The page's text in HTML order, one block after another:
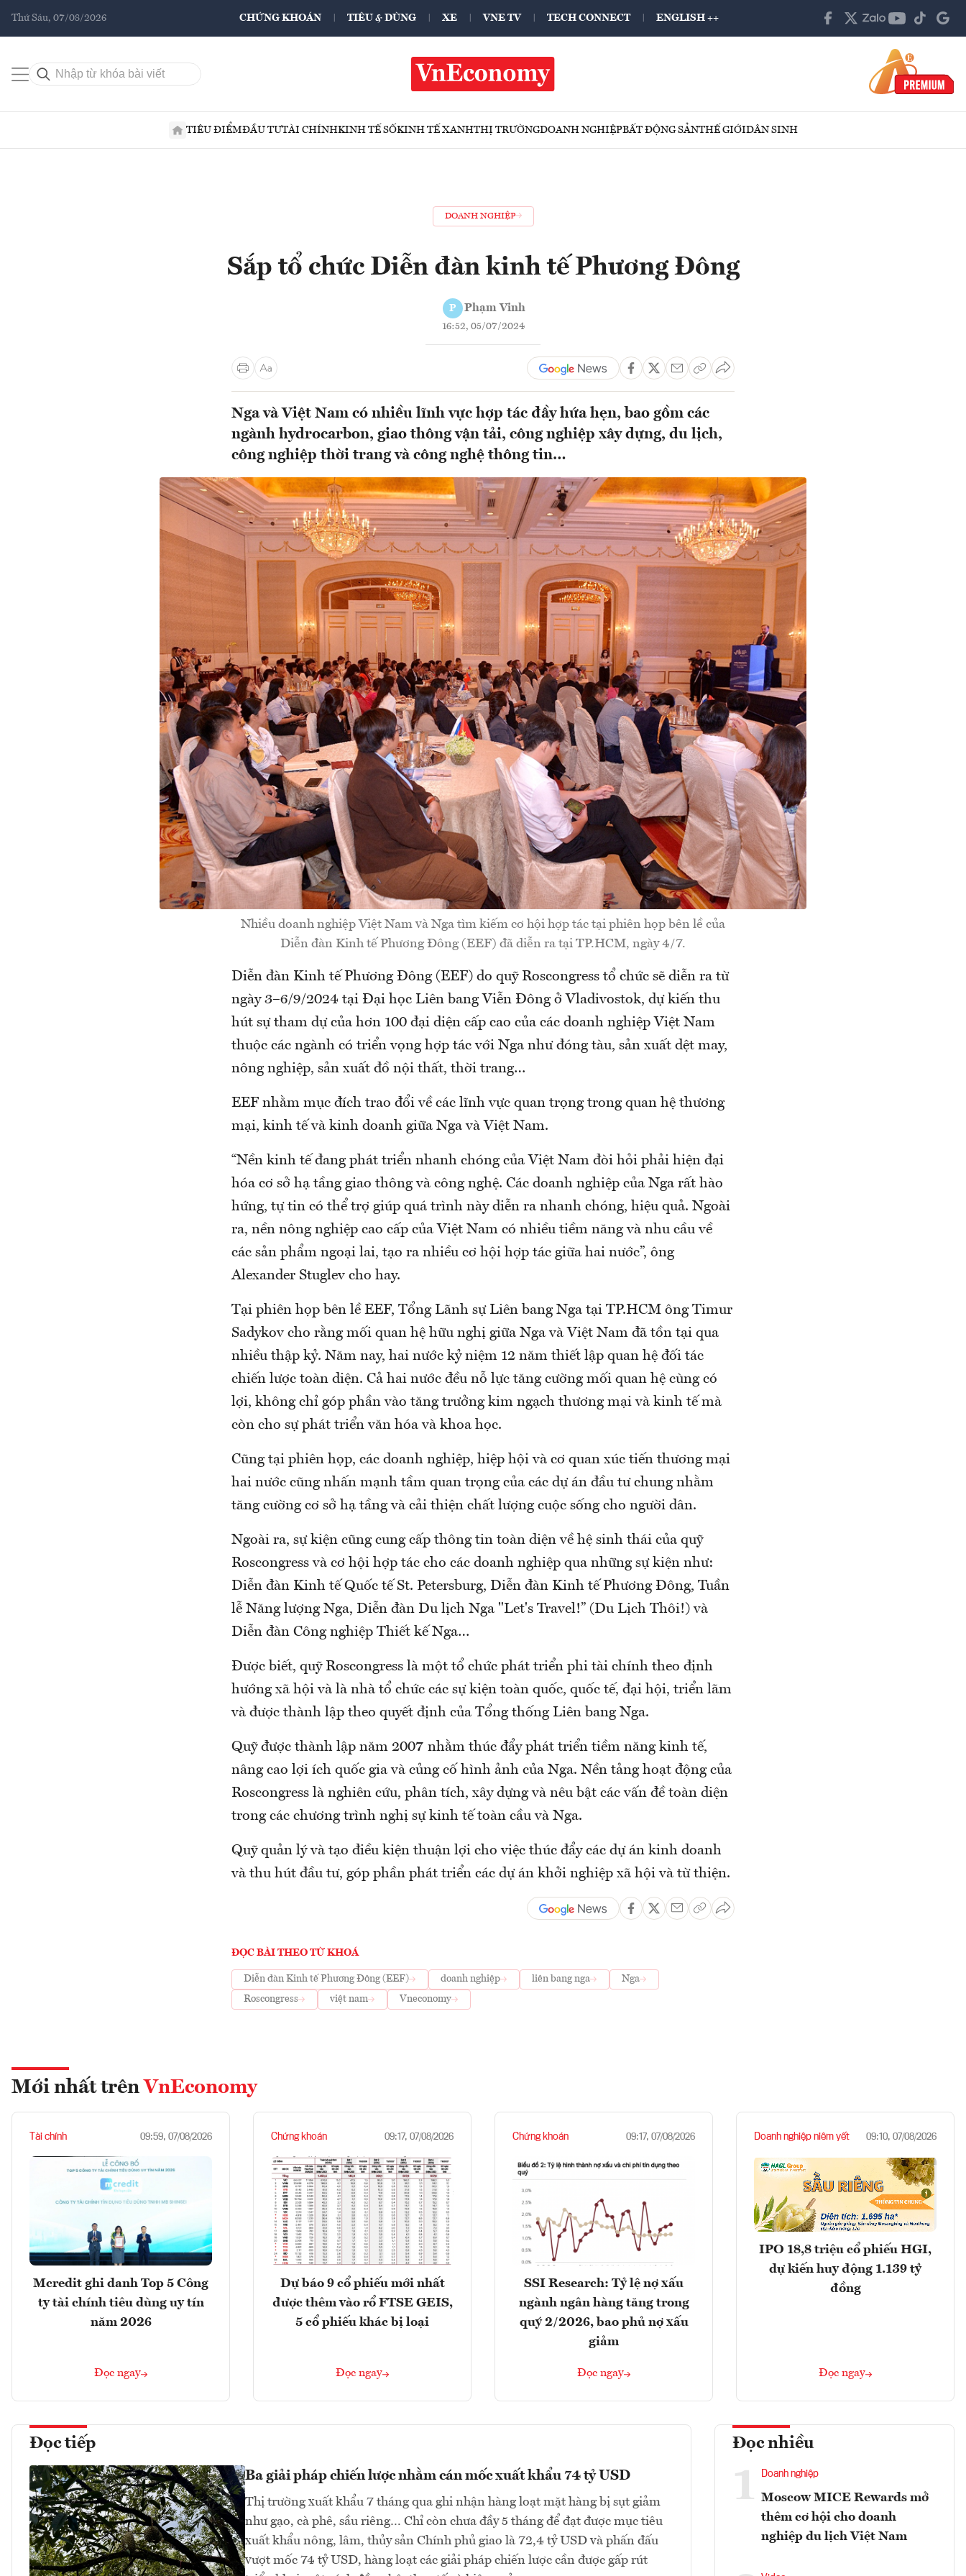
Thứ Sáu, 07/08/2026 CHỨNG KHOÁN TIÊU & DÙNG XE VNE TV TECH CONNECT ENGLISH ++
TIÊU ĐIỂMĐẦU TƯTÀI CHÍNHKINH TẾ SỐKINH TẾ XANHTHỊ TRƯỜNGDOANH NGHIỆPBẤT ĐỘNG SẢNTHẾ GIỚIDÂN SINH
DOANH NGHIỆP
Sắp tổ chức Diễn đàn kinh tế Phương Đông
P Phạm Vinh
16:52, 05/07/2024
Nga và Việt Nam có nhiều lĩnh vực hợp tác đầy hứa hẹn, bao gồm các
ngành hydrocarbon, giao thông vận tải, công nghiệp xây dựng, du lịch,
công nghiệp thời trang và công nghệ thông tin…
Nhiều doanh nghiệp Việt Nam và Nga tìm kiếm cơ hội hợp tác tại phiên họp bên lề của
Diễn đàn Kinh tế Phương Đông (EEF) đã diễn ra tại TP.HCM, ngày 4/7.
Diễn đàn Kinh tế Phương Đông (EEF) do quỹ Roscongress tổ chức sẽ diễn ra từ
ngày 3–6/9/2024 tại Đại học Liên bang Viễn Đông ở Vladivostok, dự kiến thu
hút sự tham dự của hơn 100 đại diện cấp cao của các doanh nghiệp Việt Nam
thuộc các ngành có triển vọng hợp tác với Nga như đóng tàu, sản xuất dệt may,
nông nghiệp, sản xuất đồ nội thất, thời trang…
EEF nhằm mục đích trao đổi về các lĩnh vực quan trọng trong quan hệ thương
mại, kinh tế và kinh doanh giữa Nga và Việt Nam.
“Nền kinh tế đang phát triển nhanh chóng của Việt Nam đòi hỏi phải hiện đại
hóa cơ sở hạ tầng giao thông và công nghệ. Các doanh nghiệp của Nga rất hào
hứng, tự tin có thể trợ giúp quá trình này diễn ra nhanh chóng, hiệu quả. Ngoài
ra, nền nông nghiệp cao cấp của Việt Nam có nhiều tiềm năng và nhu cầu về
các sản phẩm ngoại lai, tạo ra nhiều cơ hội hợp tác giữa hai nước”, ông
Alexander Stuglev cho hay.
Tại phiên họp bên lề EEF, Tổng Lãnh sự Liên bang Nga tại TP.HCM ông Timur
Sadykov cho rằng mối quan hệ hữu nghị giữa Nga và Việt Nam đã tồn tại qua
nhiều thập kỷ. Năm nay, hai nước kỷ niệm 12 năm thiết lập quan hệ đối tác
chiến lược toàn diện. Cả hai nước đều nỗ lực tăng cường mối quan hệ cùng có
lợi, không chỉ góp phần vào tăng trưởng kim ngạch thương mại và kinh tế mà
còn cho sự phát triển văn hóa và khoa học.
Cũng tại phiên họp, các doanh nghiệp, hiệp hội và cơ quan xúc tiến thương mại
hai nước cũng nhấn mạnh tầm quan trọng của các dự án đầu tư chung nhằm
tăng cường cơ sở hạ tầng và cải thiện chất lượng cuộc sống cho người dân.
Ngoài ra, sự kiện cũng cung cấp thông tin toàn diện về hệ sinh thái của quỹ
Roscongress và cơ hội hợp tác cho các doanh nghiệp qua những sự kiện như:
Diễn đàn Kinh tế Quốc tế St. Petersburg, Diễn đàn Kinh tế Phương Đông, Tuần
lễ Năng lượng Nga, Diễn đàn Du lịch Nga "Let's Travel!” (Du Lịch Thôi!) và
Diễn đàn Công nghiệp Thiết kế Nga…
Được biết, quỹ Roscongress là một tổ chức phát triển phi tài chính theo định
hướng xã hội và là nhà tổ chức các sự kiện toàn quốc, quốc tế, đại hội, triển lãm
và được thành lập theo quyết định của Tổng thống Liên bang Nga.
Quỹ được thành lập năm 2007 nhằm thúc đẩy phát triển tiềm năng kinh tế,
nâng cao lợi ích quốc gia và củng cố hình ảnh của Nga. Nền tảng hoạt động của
Roscongress là nghiên cứu, phân tích, xây dựng và nêu bật các vấn đề toàn diện
trong các chương trình nghị sự kinh tế toàn cầu và Nga.
Quỹ quản lý và tạo điều kiện thuận lợi cho việc thúc đẩy các dự án kinh doanh
và thu hút đầu tư, góp phần phát triển các dự án khởi nghiệp xã hội và từ thiện.
ĐỌC BÀI THEO TỪ KHOÁ
Diễn đàn Kinh tế Phương Đông (EEF) doanh nghiệp liên bang nga
Nga
Roscongress
việt nam Vneconomy
Mới nhất trên VnEconomy
Tài chính 09:59, 07/08/2026
Mcredit ghi danh Top 5 Công
ty tài chính tiêu dùng uy tín
năm 2026
Đọc ngay
Chứng khoán 09:17, 07/08/2026
Dự báo 9 cổ phiếu mới nhất
được thêm vào rổ FTSE GEIS,
5 cổ phiếu khác bị loại
Đọc ngay
Chứng khoán 09:17, 07/08/2026
SSI Research: Tỷ lệ nợ xấu
ngành ngân hàng tăng trong
quý 2/2026, bao phủ nợ xấu
giảm
Đọc ngay
Doanh nghiệp niêm yết 09:10, 07/08/2026
IPO 18,8 triệu cổ phiếu HGI,
dự kiến huy động 1.139 tỷ
đồng
Đọc ngay
Đọc tiếp
Ba giải pháp chiến lược nhằm cán mốc xuất khẩu 74 tỷ USD
Thị trường xuất khẩu 7 tháng qua ghi nhận hàng loạt mặt hàng bị sụt giảm
như gạo, cà phê, sầu riêng… Chỉ còn chưa đầy 5 tháng để đạt được mục tiêu
xuất khẩu nông, lâm, thủy sản Chính phủ giao là 72,4 tỷ USD và phấn đấu
vượt mốc 74 tỷ USD, hàng loạt các giải pháp chiến lược cần được gấp rút
Đọc nhiều
1 Doanh nghiệp
Moscow MICE Rewards mở
thêm cơ hội cho doanh
nghiệp du lịch Việt Nam